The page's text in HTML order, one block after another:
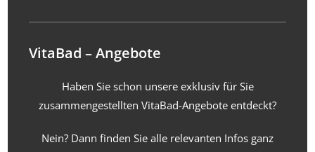
VitaBad – Angebote
Haben Sie schon unsere exklusiv für Sie
zusammengestellten VitaBad-Angebote entdeckt?
Nein? Dann finden Sie alle relevanten Infos ganz